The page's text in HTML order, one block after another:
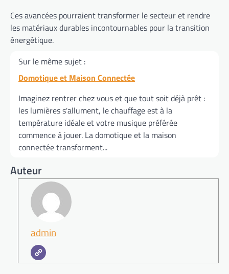
Ces avancées pourraient transformer le secteur et rendre
les matériaux durables incontournables pour la transition
énergétique.
Sur le même sujet :
Domotique et Maison Connectée
Imaginez rentrer chez vous et que tout soit déjà prêt :
les lumières s'allument, le chauffage est à la
température idéale et votre musique préférée
commence à jouer. La domotique et la maison
connectée transforment...
Auteur
admin